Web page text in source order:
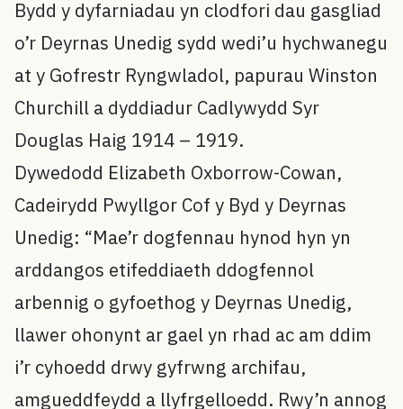
Bydd y dyfarniadau yn clodfori dau gasgliad
o’r Deyrnas Unedig sydd wedi’u hychwanegu
at y Gofrestr Ryngwladol, papurau Winston
Churchill a dyddiadur Cadlywydd Syr
Douglas Haig 1914 – 1919.
Dywedodd Elizabeth Oxborrow-Cowan,
Cadeirydd Pwyllgor Cof y Byd y Deyrnas
Unedig: “Mae’r dogfennau hynod hyn yn
arddangos etifeddiaeth ddogfennol
arbennig o gyfoethog y Deyrnas Unedig,
llawer ohonynt ar gael yn rhad ac am ddim
i’r cyhoedd drwy gyfrwng archifau,
amgueddfeydd a llyfrgelloedd. Rwy’n annog